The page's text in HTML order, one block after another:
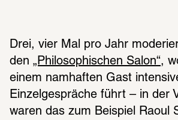
Drei, vier Mal pro Jahr
den „Philosophischen Salon“,
einem namhaften Gast
Einzelgespräche führt – in der
waren das zum Beispiel Raoul